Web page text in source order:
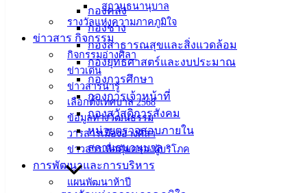
สถานธนานุบาล
รางวัลแห่งความภาคภูมิใจ
ข่าวสาร กิจกรรม
กิจกรรมอ่างศิลา
ข่าวเด่น
ข่าวสารน่ารู้
เลือกตั้งเทศบาล 2568
ข้อมูลทางวัฒนธรรม
วารสารเมืองอ่างศิลา
ข่าวสารเพื่อคุ้มครองผู้บริโภค
การพัฒนาและการบริหาร
แผนพัฒนาห้าปี
กองคลัง
กองช่าง
กองสาธารณสุขและสิ่งแวดล้อม
กองยุทธศาสตร์และงบประมาณ
กองการศึกษา
กองการเจ้าหน้าที่
กองสวัสดิการสังคม
หน่วยตรวจสอบภายใน
สถานธนานุบาล
อ.เมือง จ.ชลบุรี
20000
038-
142-100-104
บริการ
ประชาชน
ดาวน์โหลด